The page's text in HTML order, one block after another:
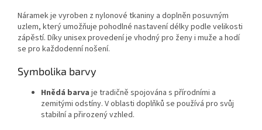
Náramek je vyroben z nylonové tkaniny a doplněn posuvným
uzlem, který umožňuje pohodlné nastavení délky podle velikosti
zápěstí. Díky unisex provedení je vhodný pro ženy i muže a hodí
se pro každodenní nošení.
Symbolika barvy
Hnědá barva je tradičně spojována s přírodními a
zemitými odstíny. V oblasti doplňků se používá pro svůj
stabilní a přirozený vzhled.